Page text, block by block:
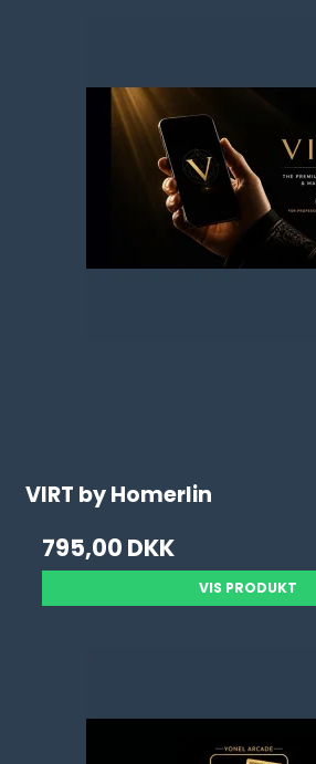
VIRT by Homerlin
795,00 DKK
VIS PRODUKT